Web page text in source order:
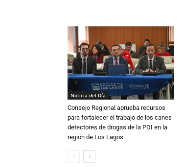
Noticia del Día
Consejo Regional aprueba recursos
para fortalecer el trabajo de los canes
detectores de drogas de la PDI en la
región de Los Lagos